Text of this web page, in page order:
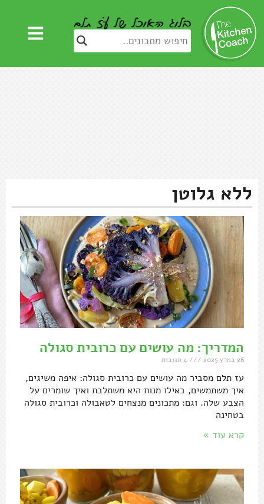
ללא גלוטן
המדריך: מה עושים עם כרובית סגולה
26 במרץ 2025
עז תלם מסביר מה עושים עם כרובית סגולה: איפה משיגים,
איך משתמשים, באילו מנות היא משתלבת ואיך שומרים על
הצבע שלה. וגם: מתכונים מנצחים לטאבולה וכרובית סגולה
בטחינה
קרא עוד »